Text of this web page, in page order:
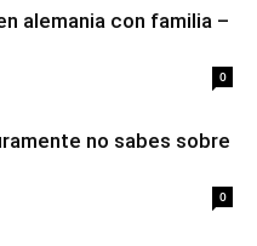
alemania con familia –
0
no sabes sobre
0